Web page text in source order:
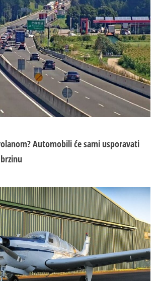
Automobili će sami usporavati